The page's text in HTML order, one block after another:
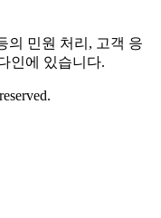
의 민원 처리, 고객 응
인에 있습니다.